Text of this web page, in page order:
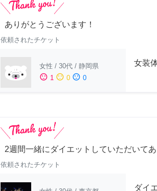
ありがとうございます！
依頼されたチケット
女性 / 30代 / 静岡県
sentiment_satisfied 1 sentiment_neutral 0 sentiment_dissatisfied 0
女装
2週間一緒にダイエットしていただいて
依頼されたチケット
ダイ